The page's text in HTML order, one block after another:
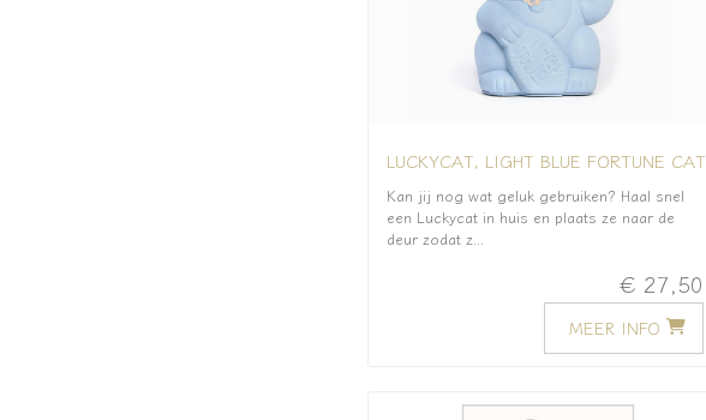
LUCKYCAT, LIGHT BLUE FORTUNE CAT
Kan jij nog wat geluk gebruiken? Haal snel
een Luckycat in huis en plaats ze naar de
deur zodat z...
€ 27,50
MEER INFO